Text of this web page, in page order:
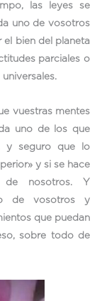
las leyes se
uno de vosotros
el bien del planeta
parciales o
vuestras mentes
uno de los que
y seguro que lo
y si se hace
nosotros. Y
de vosotros y
que puedan
sobre todo de